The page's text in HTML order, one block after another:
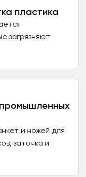
пластика
загрязняют
и ножей для
заточка и